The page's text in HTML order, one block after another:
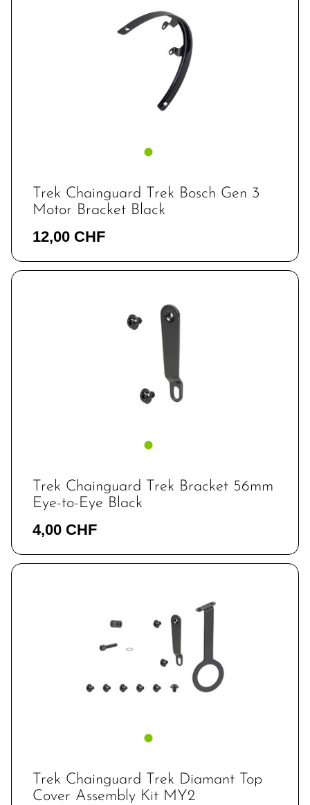
Trek Chainguard Trek Bosch Gen 3
Motor Bracket Black
12,00 CHF
Trek Chainguard Trek Bracket 56mm
Eye-to-Eye Black
4,00 CHF
Trek Chainguard Trek Diamant Top
Cover Assembly Kit MY2